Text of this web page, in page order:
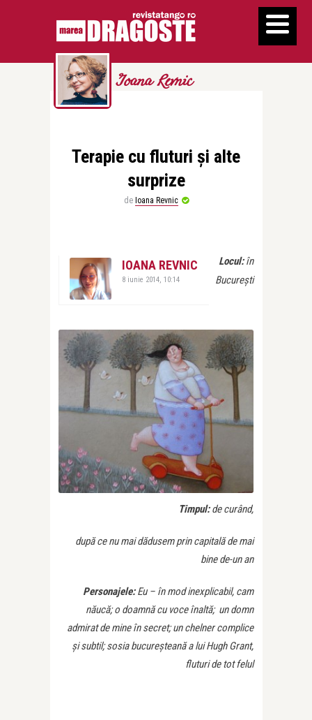
Ioana Revnic
Terapie cu fluturi şi alte
surprize
de Ioana Revnic
IOANA REVNIC
8 iunie 2014, 10:14
Locul:în
Bucureşti
Timpul:de curând,
după ce nu mai dădusem prin capitală de mai
bine de-un an
Personajele:Eu – în mod inexplicabil, cam
năucă;o doamnă cu voce înaltă; un domn
admirat de mine în secret; un chelner complice
şi subtil;sosia bucureşteană a lui Hugh Grant,
fluturi de tot felul